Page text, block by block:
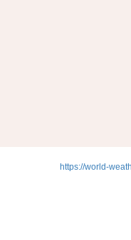
https://world-